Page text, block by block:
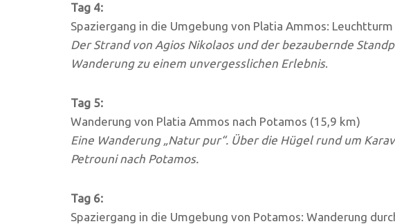
Tag 4:
Spaziergang in die Umgebung von Platia Ammos:
Der Strand von Agios Nikolaos und der bezaubernde
Wanderung zu einem unvergesslichen Erlebnis.
Tag 5:
Wanderung von Platia Ammos nach Potamos (15,9 km)
Eine Wanderung „Natur pur“. Über die Hügel rund um
Petrouni nach Potamos.
Tag 6:
Spaziergang in die Umgebung von Potamos: Wanderung